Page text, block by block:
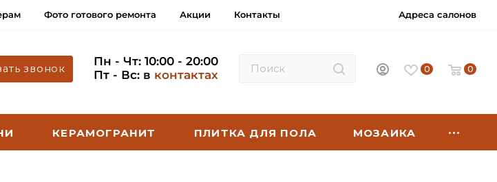
Фото готового ремонта Акции Контакты Адреса салонов
звонок
Пн - Чт: 10:00 - 20:00
Пт - Вс: в контактах 0 0
КЕРАМОГРАНИТ ПЛИТКА ДЛЯ ПОЛА МОЗАИКА